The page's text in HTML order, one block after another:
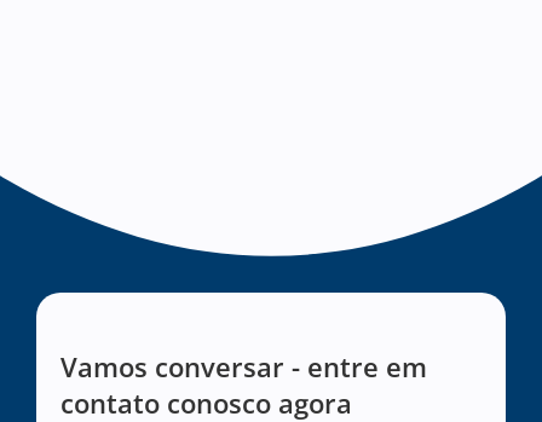
Vamos conversar - entre em
contato conosco agora